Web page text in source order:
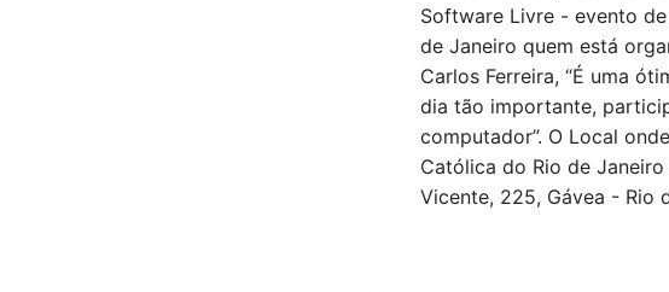
Software Livre - evento
de Janeiro quem está
Carlos Ferreira, “É uma
dia tão importante,
computador”. O Local
Católica do Rio de
Vicente, 225, Gávea - Rio